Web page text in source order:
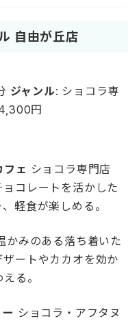
自由が丘店
ジャンル: ショコラ専
円
ェ ショコラ専門店
ョコレートを活かした
軽食が楽しめる。
かみのある落ち着いた
ートやカカオを効か
る。
ショコラ・アフタヌ